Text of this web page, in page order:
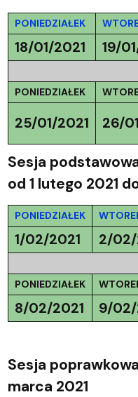
PONIEDZIAŁEK
18/01/2021 19/
PONIEDZIAŁEK
25/01/2021 26/
Sesja
od 1 lutego 2021
PONIEDZIAŁEK
1/02/2021 2/02/
PONIEDZIAŁEK
8/02/2021 9/02/
Sesja
marca 2021